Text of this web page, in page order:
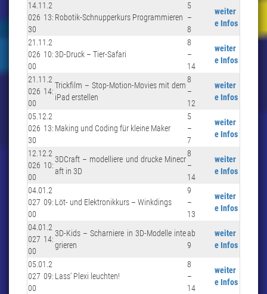
14.11.2
026 13:
30
Robotik-Schnupperkurs Programmieren
5
–
8
weiter
e Infos
21.11.2
026 10:
00
3D-Druck – Tier-Safari
8
–
14
weiter
e Infos
21.11.2
026 14:
00
Trickfilm – Stop-Motion-Movies mit dem
iPad erstellen
8
–
12
weiter
e Infos
05.12.2
026 13:
30
Making und Coding für kleine Maker
5
–
7
weiter
e Infos
12.12.2
026 10:
00
3DCraft – modelliere und drucke Minecr
aft in 3D
8
–
14
weiter
e Infos
04.01.2
027 09:
00
Löt- und Elektronikkurs – Winkdings
9
–
13
weiter
e Infos
04.01.2
027 14:
00
3D-Kids – Scharniere in 3D-Modelle inte
grieren
ab
9
weiter
e Infos
05.01.2
027 09:
00
Lass‘ Plexi leuchten!
8
–
14
weiter
e Infos